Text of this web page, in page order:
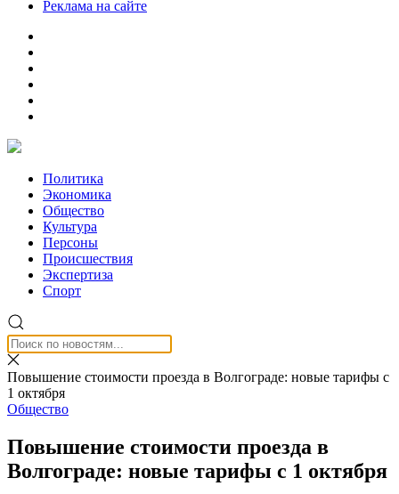
Реклама на сайте
Политика
Экономика
Общество
Культура
Персоны
Происшествия
Экспертиза
Спорт
Повышение стоимости проезда в Волгограде: новые тарифы с
1 октября
Общество
Повышение стоимости проезда в
Волгограде: новые тарифы с 1 октября